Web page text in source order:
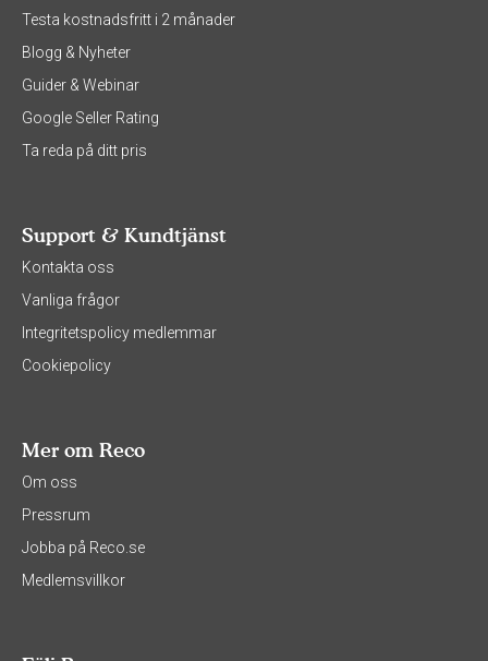
Testa kostnadsfritt i 2 månader
Blogg & Nyheter
Guider & Webinar
Google Seller Rating
Ta reda på ditt pris
Support & Kundtjänst
Kontakta oss
Vanliga frågor
Integritetspolicy medlemmar
Cookiepolicy
Mer om Reco
Om oss
Pressrum
Jobba på Reco.se
Medlemsvillkor